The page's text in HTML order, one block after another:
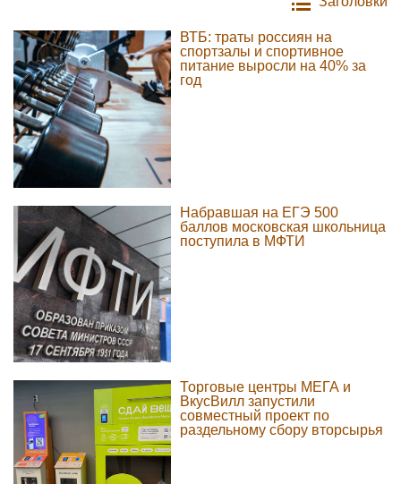
ВТБ: траты россиян на
спортзалы и спортивное
питание выросли на 40% за
год
Набравшая на ЕГЭ 500
баллов московская школьница
поступила в МФТИ
Торговые центры МЕГА и
ВкусВилл запустили
совместный проект по
раздельному сбору вторсырья